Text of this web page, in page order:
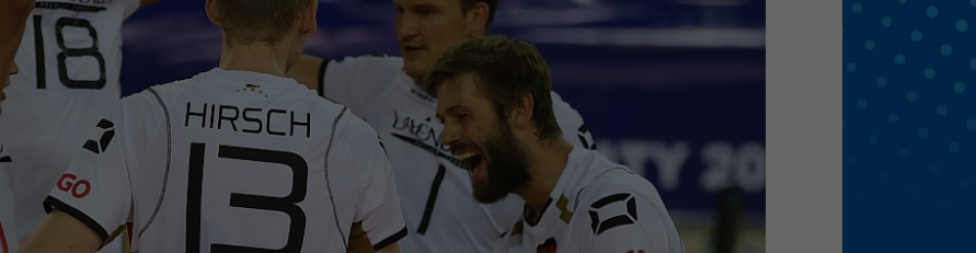
Nur essenzielle Cookies akzeptieren Zurück
(1)
Cookies ermöglichen grundlegende Funktionen und sind für die einwandfreie
der Website erforderlich.
Cookie-Informationen anzeigen
Medien (6) Externe Medien